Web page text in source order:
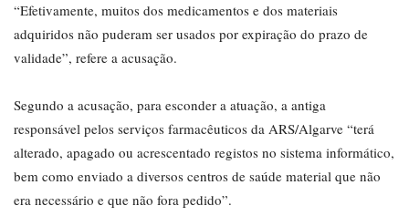
“Efetivamente, muitos dos medicamentos e dos materiais
adquiridos não puderam ser usados por expiração do prazo de
validade”, refere a acusação.
Segundo a acusação, para esconder a atuação, a antiga
responsável pelos serviços farmacêuticos da ARS/Algarve “terá
alterado, apagado ou acrescentado registos no sistema informático,
bem como enviado a diversos centros de saúde material que não
era necessário e que não fora pedido”.